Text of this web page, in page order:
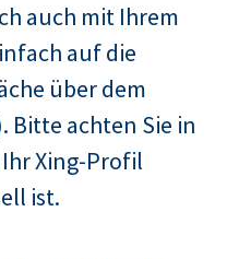
auch mit Ihrem
auf die
über dem
achten Sie in
Xing-Profil
ist.